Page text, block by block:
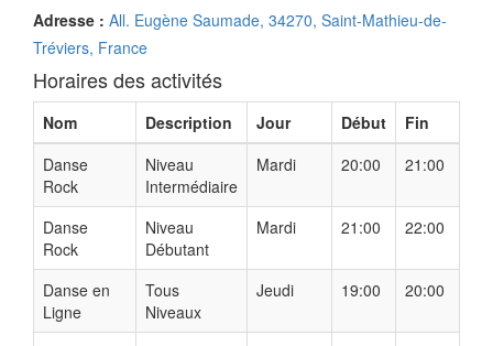
Adresse : All. Eugène Saumade, 34270, Saint-Mathieu-de-
Tréviers, France
Horaires des activités
Nom Description Jour Début
Fin
Danse
Rock
Niveau
Intermédiaire
Mardi 20:00 21:00
Danse
Rock
Niveau
Débutant
Mardi 21:00 22:00
Danse en
Ligne
Tous
Niveaux
Jeudi 19:00 20:00